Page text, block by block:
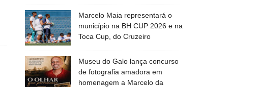
Marcelo Maia representará o
município na BH CUP 2026 e na
Toca Cup, do Cruzeiro
Museu do Galo lança concurso
de fotografia amadora em
homenagem a Marcelo da